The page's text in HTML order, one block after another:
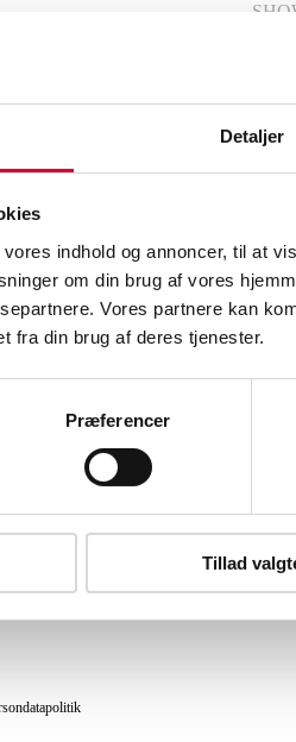
Detaljer
indhold og annoncer, til at
om din brug af vores
Vores partnere kan
fra din brug af deres tjenester.
Præferencer
Tillad
Lignende
og modtag nyheder samt tilbud